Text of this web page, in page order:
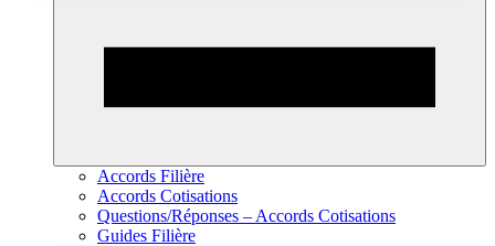
Accords Filière
Accords Cotisations
Questions/Réponses – Accords Cotisations
Guides Filière